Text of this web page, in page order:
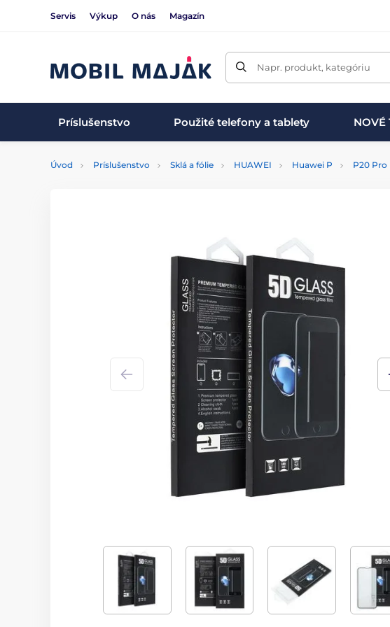
Servis Výkup O nás Magazín
Napr. produkt, kategóriu
Príslušenstvo Použité telefony a tablety NOVÉ
Úvod Príslušenstvo Sklá a fólie HUAWEI Huawei P P20 Pro